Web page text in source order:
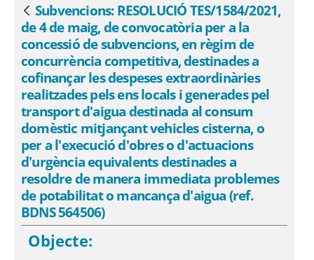
Vés enrere
Subvencions: RESOLUCIÓ TES/1584/2021,
de 4 de maig, de convocatòria per a la
concessió de subvencions, en règim de
concurrència competitiva, destinades a
cofinançar les despeses extraordinàries
realitzades pels ens locals i generades pel
transport d'aigua destinada al consum
domèstic mitjançant vehicles cisterna, o
per a l'execució d'obres o d'actuacions
d'urgència equivalents destinades a
resoldre de manera immediata problemes
de potabilitat o mancança d'aigua (ref.
BDNS 564506)
Objecte: